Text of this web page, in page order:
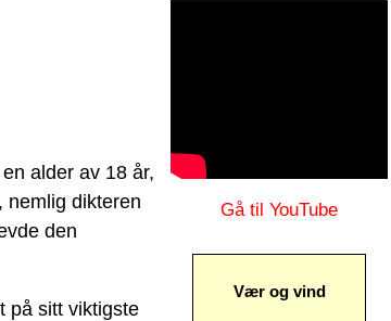
alder av 18 år,
nemlig dikteren
den
på sitt viktigste
Gå til YouTube
Vær og vind